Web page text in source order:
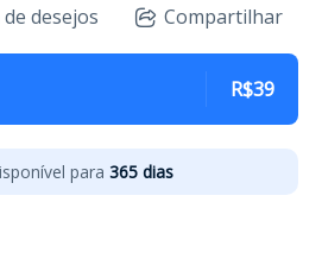
desejos Compartilhar
R$39
para 365 dias